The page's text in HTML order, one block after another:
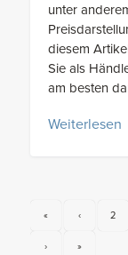
unter
diesem
Sie als
am besten
Weiterlesen
« ‹ 2
› »